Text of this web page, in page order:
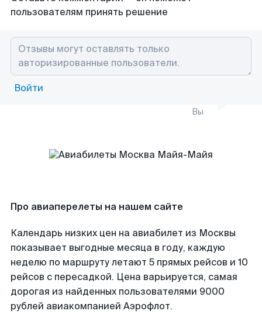
пользователям принять решение
Войти
Вы
Про авиаперелеты на нашем сайте
Календарь низких цен на авиабилет из Москвы
показывает выгодные месяца в году, каждую
неделю по маршруту летают 5 прямых рейсов и 10
рейсов с пересадкой. Цена варьируется, самая
дорогая из найденных пользователями 9000
рублей авиакомпанией Аэрофлот.